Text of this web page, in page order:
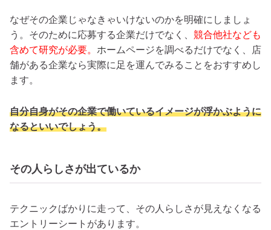
なぜその企業じゃなきゃいけないのかを明確にしましょ
う。そのために応募する企業だけでなく、 競合他社なども
含めて研究が必要。 ホームページを調べるだけでなく、店
舗がある企業なら実際に足を運んでみることをおすすめし
ます。
自分自身がその企業で働いているイメージが浮かぶように
なるといいでしょう。
その人らしさが出ているか
テクニックばかりに走って、その人らしさが見えなくなる
エントリーシートがあります。